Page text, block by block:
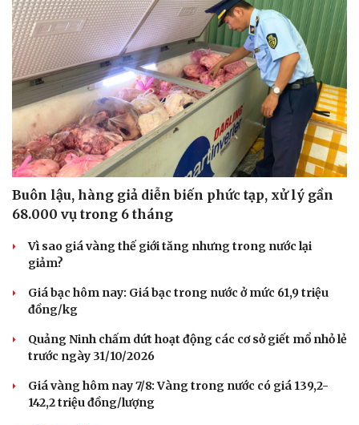
Buôn lậu, hàng giả diễn biến phức tạp, xử lý gần
68.000 vụ trong 6 tháng
Vì sao giá vàng thế giới tăng nhưng trong nước lại
giảm?
Giá bạc hôm nay: Giá bạc trong nước ở mức 61,9 triệu
đồng/kg
Quảng Ninh chấm dứt hoạt động các cơ sở giết mổ nhỏ lẻ
trước ngày 31/10/2026
Giá vàng hôm nay 7/8: Vàng trong nước có giá 139,2-
142,2 triệu đồng/lượng